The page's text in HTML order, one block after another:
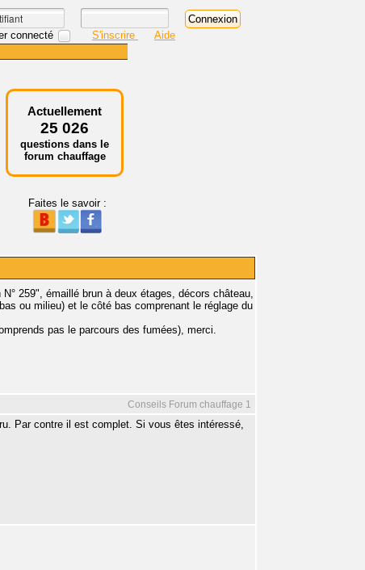
connecté S'inscrire Aide
Actuellement
25 026
questions dans le
forum chauffage
Faites le savoir :
259", émaillé brun à deux étages, décors château,
ou milieu) et le côté bas comprenant le réglage du
pas le parcours des fumées), merci.
Conseils Forum chauffage 1
Par contre il est complet. Si vous êtes intéressé,